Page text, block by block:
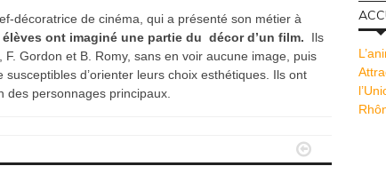
décoratrice de cinéma, qui a présenté son métier à
élèves ont imaginé une partie du décor d’un film. Ils
Gordon et B. Romy, sans en voir aucune image, puis
d’orienter leurs choix esthétiques. Ils ont
des personnages principaux.
